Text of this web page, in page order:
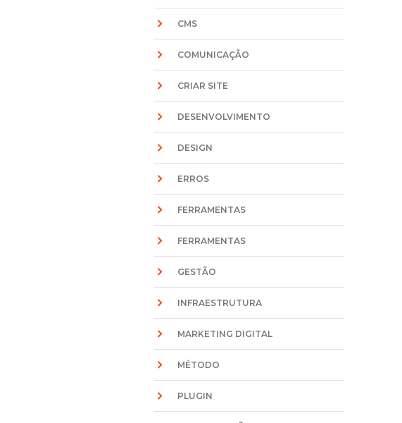
CMS
COMUNICAÇÃO
CRIAR SITE
DESENVOLVIMENTO
DESIGN
ERROS
FERRAMENTAS
FERRAMENTAS
GESTÃO
INFRAESTRUTURA
MARKETING DIGITAL
MÉTODO
PLUGIN